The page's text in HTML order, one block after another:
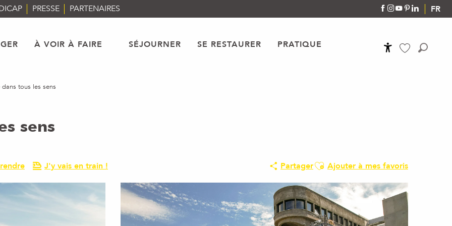
FR
PRESSE PARTENAIRES
À VOIR À FAIRE SÉJOURNER SE RESTAURER PRATIQUE
tous les sens
sens
J'y vais en train ! PartagerAjouter aux favoris
Ajouter à mes favoris